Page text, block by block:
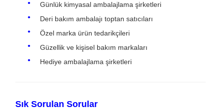
Günlük kimyasal ambalajlama şirketleri
Deri bakım ambalajı toptan satıcıları
Özel marka ürün tedarikçileri
Güzellik ve kişisel bakım markaları
Hediye ambalajlama şirketleri
Sık Sorulan Sorular